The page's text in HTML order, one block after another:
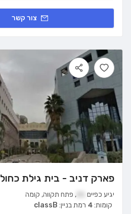
צור קשר
פארק דניב - בית גילת כחול 2
יגיע כפיים , פתח תקווה, קומה
רמת בניין: classB קומות:4